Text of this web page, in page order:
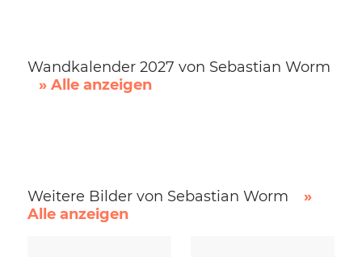
Wandkalender 2027 von Sebastian Worm
» Alle anzeigen
Weitere Bilder von Sebastian Worm
»
Alle anzeigen